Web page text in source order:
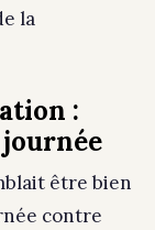
la
:
être bien
contre